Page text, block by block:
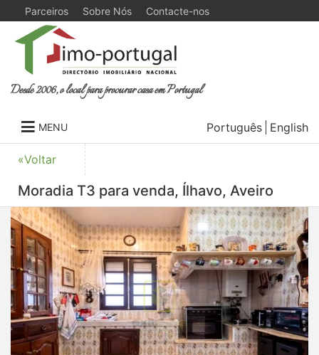
Parceiros Sobre Nós Contacte-nos
Desde 2006, o local para procurar casa em Portugal
MENU Português English
«Voltar
Moradia T3 para venda, Ílhavo, Aveiro